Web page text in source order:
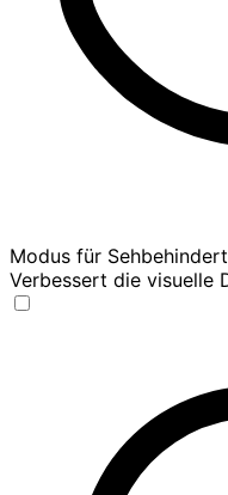
Modus für
Verbessert die visuelle